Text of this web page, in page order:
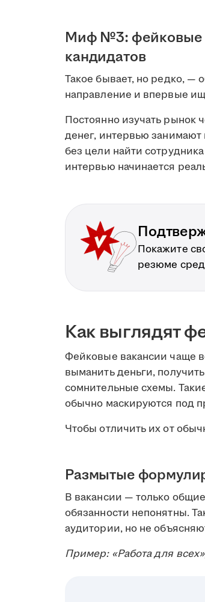
Миф №3: фейковые
кандидатов
Такое бывает, но редко, —
направление и впервые
Постоянно изучать рынок
денег, интервью занимают
без цели найти
интервью начинается
Покажите
резюме
Как выглядят
Фейковые вакансии чаще
выманить деньги,
сомнительные схемы.
обычно маскируются под
Чтобы отличить их от
Размытые
В вакансии — только
обязанности непонятны.
аудитории, но не
Пример: «Работа для